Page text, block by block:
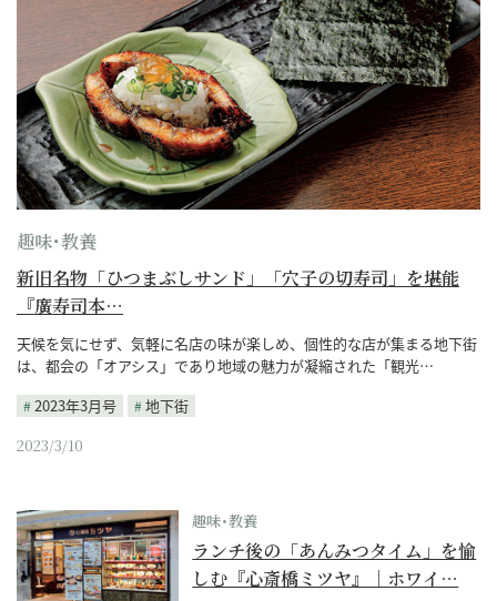
趣味･教養
新旧名物「ひつまぶしサンド」「穴子の切寿司」を堪能
『廣寿司本…
天候を気にせず、気軽に名店の味が楽しめ、個性的な店が集まる地下街
は、都会の「オアシス」であり地域の魅力が凝縮された「観光…
2023年3月号
地下街
2023/3/10
趣味･教養
ランチ後の「あんみつタイム」を愉
しむ『心斎橋ミツヤ』｜ホワイ…